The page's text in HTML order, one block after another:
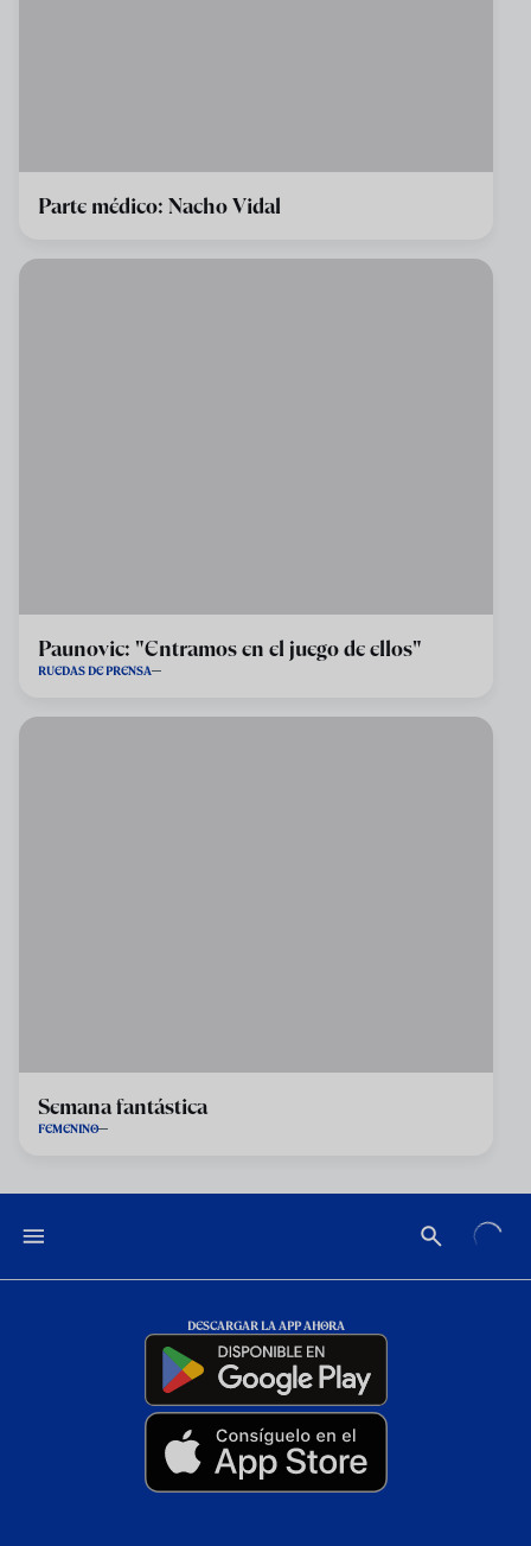
Parte médico: Nacho Vidal
Paunovic: "Entramos en el juego de ellos"
RUEDAS DE PRENSA
Semana fantástica
FEMENINO
DESCARGAR LA APP AHORA